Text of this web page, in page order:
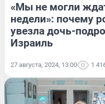
«Мы не могли
недели»: почему
увезла дочь-
Израиль
27 августа, 2024, 13:00 1